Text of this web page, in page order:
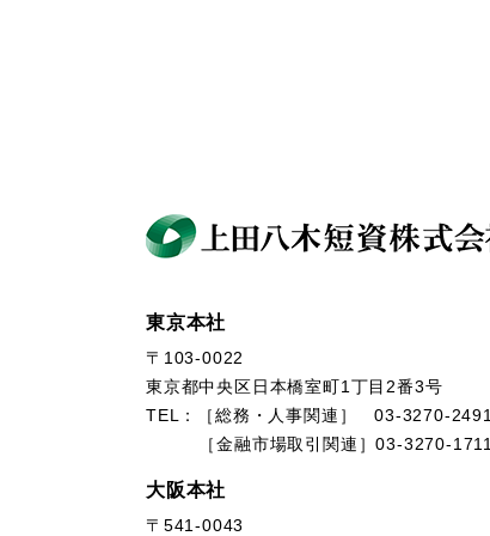
東京本社
〒103-0022
東京都中央区日本橋室町1丁目2番3号
TEL：［総務・人事関連］ 03-3270-2491
［金融市場取引関連］03-3270-1711
大阪本社
〒541-0043